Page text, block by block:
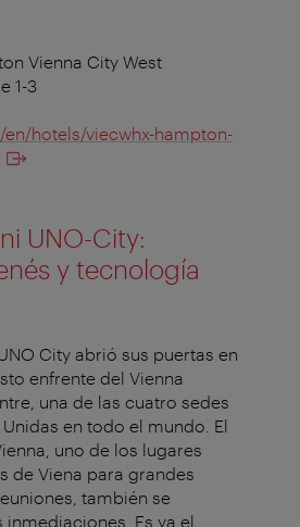
Vienna City West
1-3
hotels/viecwhx-hampton-
UNO-City:
y tecnología
City abrió sus puertas en
enfrente del Vienna
una de las cuatro sedes
en todo el mundo. El
uno de los lugares
de Viena para grandes
también se
inmediaciones. Es ya el